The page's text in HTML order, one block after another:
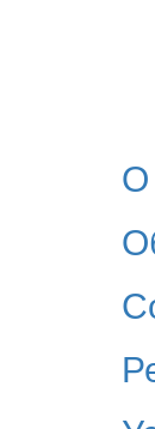
О